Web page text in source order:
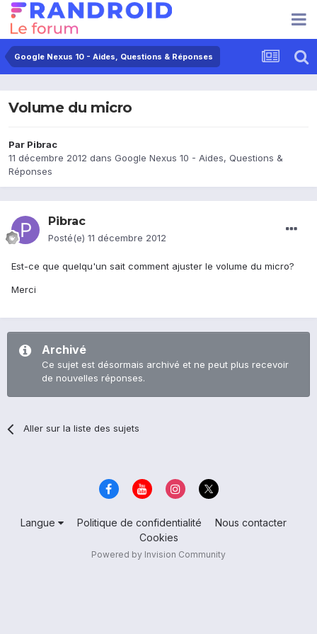
Google Nexus 10 - Aides, Questions & Réponses
Volume du micro
Par Pibrac
11 décembre 2012 dans Google Nexus 10 - Aides, Questions &
Réponses
Pibrac
Posté(e) 11 décembre 2012
Est-ce que quelqu'un sait comment ajuster le volume du micro?
Merci
Archivé
Ce sujet est désormais archivé et ne peut plus recevoir
de nouvelles réponses.
Aller sur la liste des sujets
Langue Politique de confidentialité
Nous contacter
Cookies
Powered by Invision Community